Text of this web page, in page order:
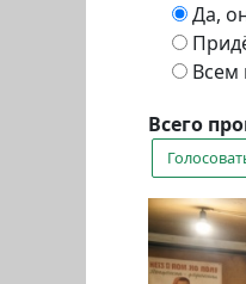
Да,
Всем
Всего